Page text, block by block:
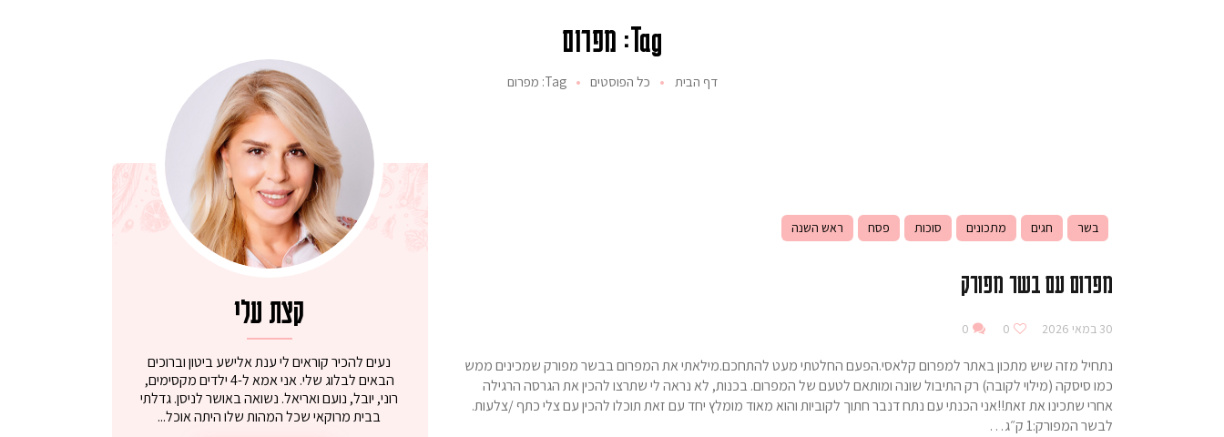
Tag: מפרום
דף הבית כל הפוסטים Tag: מפרום
בשר חגים מתכונים סוכות פסח ראש השנה
מפרום עם בשר מפורק
30 במאי 2026 0
0
נתחיל מזה שיש מתכון באתר למפרום קלאסי.הפעם החלטתי מעט להתחכם.מילאתי את המפרום בבשר מפורק שמכינים ממש
כמו סיסקה (מילוי לקובה) רק התיבול שונה ומותאם לטעם של המפרום. בכנות, לא נראה לי שתרצו להכין את הגרסה הרגילה
אחרי שתכינו את זאת!!אני הכנתי עם נתח דנבר חתוך לקוביות והוא מאוד מומלץ יחד עם זאת תוכלו להכין עם צלי כתף /צלעות.
לבשר המפורק:1 ק״ג…
קצת עלי
נעים להכיר קוראים לי ענת אלישע ביטון וברוכים
הבאים לבלוג שלי. אני אמא ל-4 ילדים מקסימים,
רוני, יובל, נועם ואריאל. נשואה באושר לניסן. גדלתי
בבית מרוקאי שכל המהות שלו היתה אוכל...